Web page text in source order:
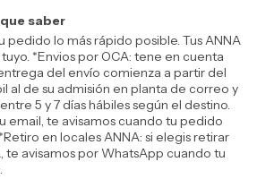
saber
pedido lo más rápido posible. Tus ANNA
*Envios por OCA: tene en cuenta
del envío comienza a partir del
al de su admisión en planta de correo y
5 y 7 días hábiles según el destino.
email, te avisamos cuando tu pedido
en locales ANNA: si elegis retirar
te avisamos por WhatsApp cuando tu